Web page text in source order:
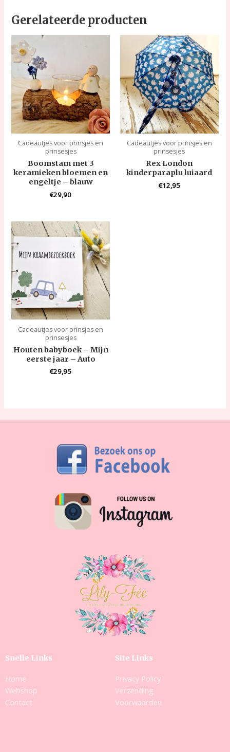
Gerelateerde producten
Cadeautjes voor prinsjes en
prinsesjes
Boomstam met 3
keramieken bloemen en
engeltje – blauw
€29,90
Cadeautjes voor prinsjes en
prinsesjes
Rex London
kinderparaplu luiaard
€12,95
Cadeautjes voor prinsjes en
prinsesjes
Houten babyboek – Mijn
eerste jaar – Auto
€29,95
Snelle Links
Home
Webshop
Contact
Site Links
Privacy Policy
Verzending
Voorwaarden